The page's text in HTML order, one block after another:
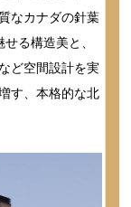
なカナダの針葉
る構造美と、
ど空間設計を実
す、本格的な北